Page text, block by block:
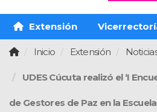
Extensión
Inicio Extensión
UDES Cúcuta realizó el ‘I
de Gestores de Paz en la